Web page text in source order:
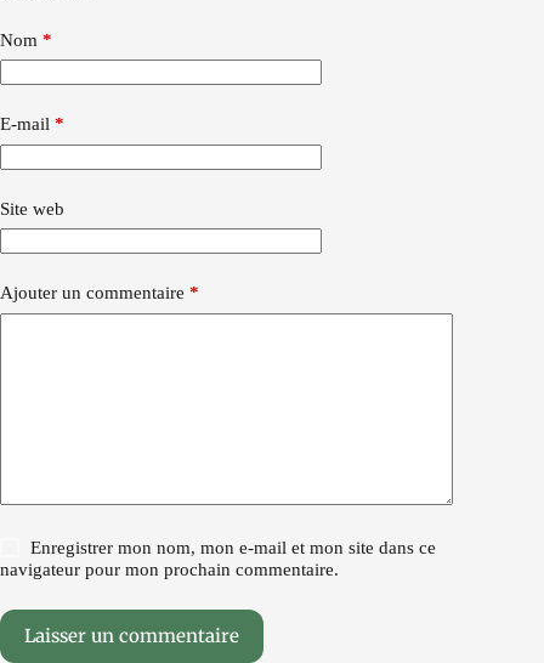
Nom *
E-mail *
Site web
Ajouter un commentaire *
Enregistrer mon nom, mon e-mail et mon site dans ce
navigateur pour mon prochain commentaire.
Laisser un commentaire